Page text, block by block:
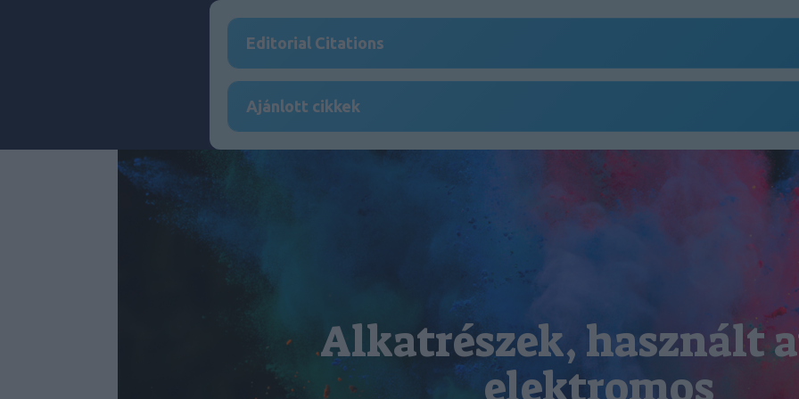
Editorial Citations
Ajánlott cikkek
Alkatrészek, használt